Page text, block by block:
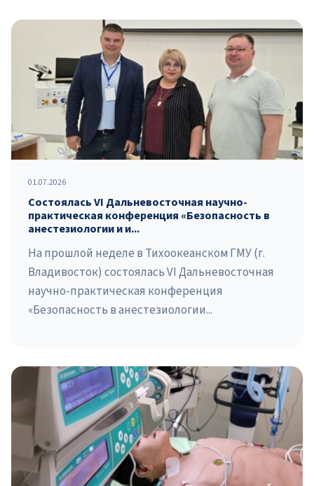
01.07.2026
Состоялась VI Дальневосточная научно-
практическая конференция «Безопасность в
анестезиологии и и...
На прошлой неделе в Тихоокеанском ГМУ (г.
Владивосток) состоялась VI Дальневосточная
научно-практическая конференция
«Безопасность в анестезиологии...